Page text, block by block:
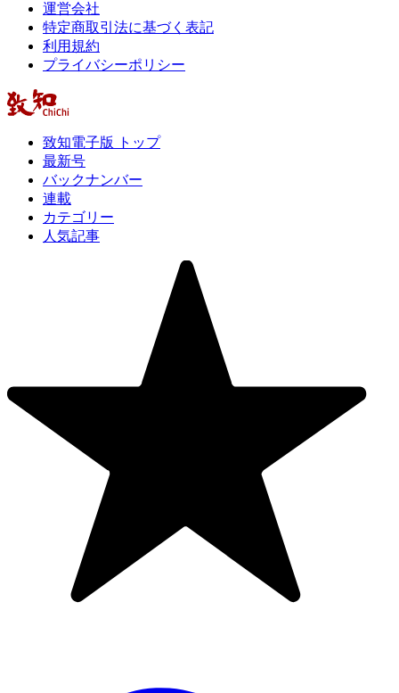
運営会社
特定商取引法に基づく表記
利用規約
プライバシーポリシー
致知電子版 トップ
最新号
バックナンバー
連載
カテゴリー
人気記事